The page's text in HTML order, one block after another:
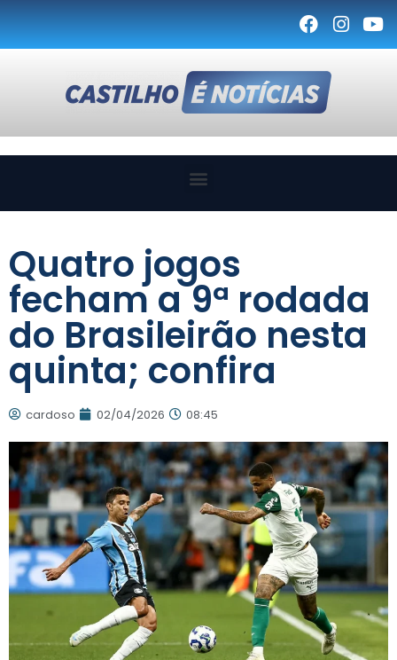
Quatro jogos
fecham a 9ª rodada
do Brasileirão nesta
quinta; confira
cardoso 02/04/2026 08:45